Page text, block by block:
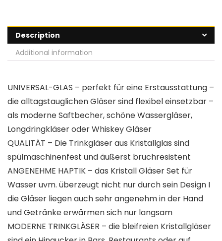
Description
Additional information
UNIVERSAL-GLAS – perfekt für eine Erstausstattung –
die alltagstauglichen Gläser sind flexibel einsetzbar –
als moderne Saftbecher, schöne Wassergläser,
Longdringkläser oder Whiskey Gläser
QUALITÄT – Die Trinkgläser aus Kristallglas sind
spülmaschinenfest und äußerst bruchresistent
ANGENEHME HAPTIK – das Kristall Gläser Set für
Wasser uvm. überzeugt nicht nur durch sein Design I
die Gläser liegen auch sehr angenehm in der Hand
und Getränke erwärmen sich nur langsam
MODERNE TRINKGLÄSER – die bleifreien Kristallgläser